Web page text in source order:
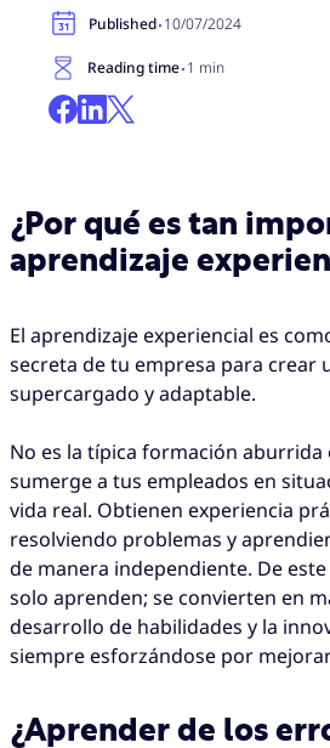
Published·10/07/2024
Reading time·1 min
¿Por qué es tan
aprendizaje
El aprendizaje experiencial es
secreta de tu empresa para crear
supercargado y adaptable.
No es la típica formación aburrida
sumerge a tus empleados en
vida real. Obtienen experiencia
resolviendo problemas y
de manera independiente. De
solo aprenden; se convierten en
desarrollo de habilidades y la
siempre esforzándose por
¿Aprender de los